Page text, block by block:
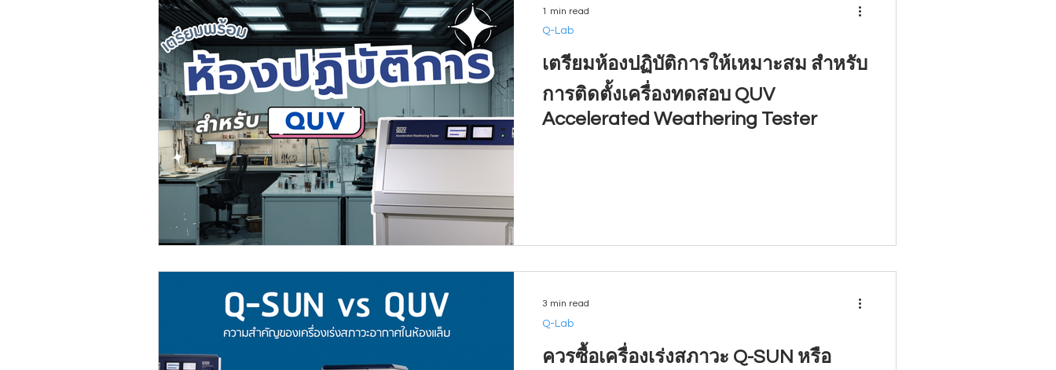
เตรียมห้องปฏิบัติการให้เหมาะสม สำหรับ
การติดตั้งเครื่องทดสอบ QUV
Accelerated Weathering Tester
Q-Lab
1 min read
ควรซื้อเครื่องเร่งสภาวะ Q-SUN หรือ
Q-Lab
3 min read